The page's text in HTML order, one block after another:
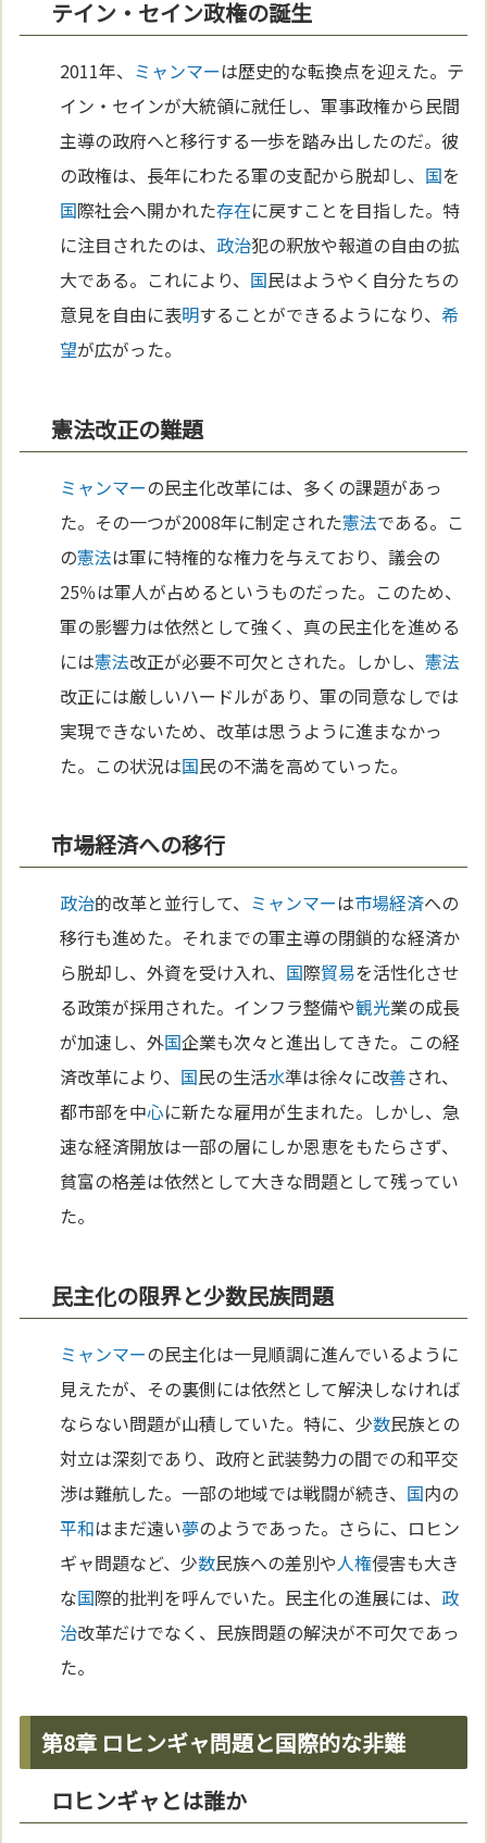
テイン・セイン政権の誕生
2011年、 ミャンマーは歴史的な転換点を迎えた。テ
イン・セインが大統領に就任し、軍事政権から民間
主導の政府へと移行する一歩を踏み出したのだ。彼
の政権は、長年にわたる軍の支配から脱却し、 国を
国際社会へ開かれた存在に戻すことを目指した。特
に注目されたのは、 政治犯の釈放や報道の自由の拡
大である。これにより、 国民はようやく自分たちの
意見を自由に表明することができるようになり、希
望が広がった。
憲法改正の難題
ミャンマーの民主化改革には、多くの課題があっ
た。その一つが2008年に制定された憲法である。こ
の憲法は軍に特権的な権力を与えており、議会の
25％は軍人が占めるというものだった。このため、
軍の影響力は依然として強く、真の民主化を進める
には憲法改正が必要不可欠とされた。しかし、憲法
改正には厳しいハードルがあり、軍の同意なしでは
実現できないため、改革は思うように進まなかっ
た。この状況は国民の不満を高めていった。
市場経済への移行
政治的改革と並行して、 ミャンマーは市場経済への
移行も進めた。それまでの軍主導の閉鎖的な経済か
ら脱却し、外資を受け入れ、 国際貿易を活性化させ
る政策が採用された。インフラ整備や観光業の成長
が加速し、外国企業も次々と進出してきた。この経
済改革により、 国民の生活水準は徐々に改善され、
都市部を中心に新たな雇用が生まれた。しかし、急
速な経済開放は一部の層にしか恩恵をもたらさず、
貧富の格差は依然として大きな問題として残ってい
た。
民主化の限界と少数民族問題
ミャンマーの民主化は一見順調に進んでいるように
見えたが、その裏側には依然として解決しなければ
ならない問題が山積していた。特に、少数民族との
対立は深刻であり、政府と武装勢力の間での和平交
渉は難航した。一部の地域では戦闘が続き、 国内の
平和はまだ遠い夢のようであった。さらに、ロヒン
ギャ問題など、少数民族への差別や人権侵害も大き
な国際的批判を呼んでいた。民主化の進展には、 政
治改革だけでなく、民族問題の解決が不可欠であっ
た。
第8章 ロヒンギャ問題と国際的な非難
ロヒンギャとは誰か